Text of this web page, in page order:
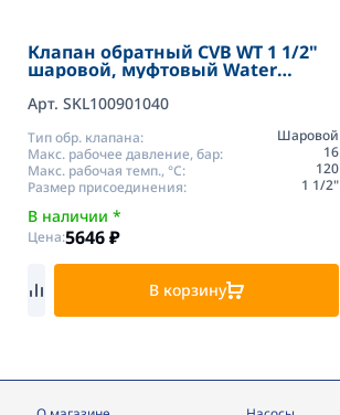
Клапан обратный CVB WT 1 1/2"
шаровой, муфтовый Water
Арт. SKL100901040
Тип обр. клапана:
Шаровой
Макс. рабочее давление, бар:
16
Макс. рабочая темп., °С:
120
Размер присоединения:
1 1/2"
В наличии *
Цена:5646₽
В корзину